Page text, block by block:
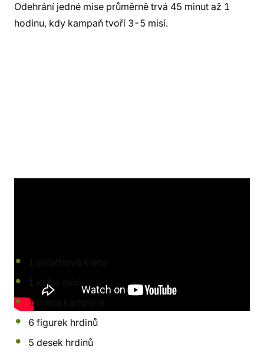
Odehrání jedné mise průměrně trvá 45 minut až 1
hodinu, kdy kampaň tvoří 3-5 misí.
1 kniha misí
1 mapa kampaně
6 figurek hrdinů
5 desek hrdinů